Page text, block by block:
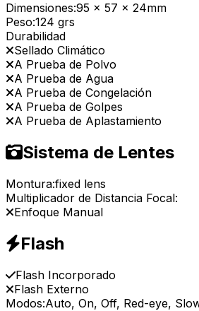
Dimensiones:95 x 57 x 24mm
Peso:124 grs
Durabilidad
Sellado Climático
A Prueba de Polvo
A Prueba de Agua
A Prueba de Congelación
A Prueba de Golpes
A Prueba de Aplastamiento
Sistema de Lentes
Montura:fixed lens
Multiplicador de Distancia Focal:
Enfoque Manual
Flash
Flash Incorporado
Flash Externo
Modos:Auto, On, Off, Red-eye,